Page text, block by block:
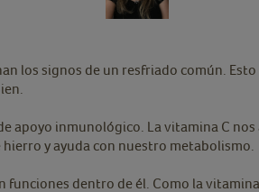
los signos de un resfriado común.
inmunológico. La vitamina C
y ayuda con nuestro metabolismo.
dentro de él. Como la